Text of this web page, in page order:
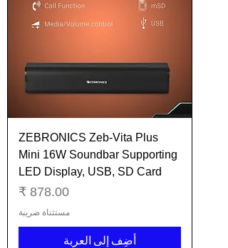
ZEBRONICS Zeb-Vita Plus
Mini 16W Soundbar Supporting
LED Display, USB, SD Card
السعر
مستثناة ضريبة
أضِف إلى العربة